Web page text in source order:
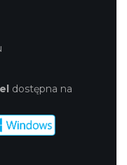
dostępna na